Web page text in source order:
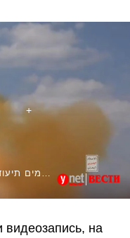
686511#הכוחות החות'ים בתימן מפרסמים תיעוד של ירי הטילים לעבר ישראל
видеозапись, на